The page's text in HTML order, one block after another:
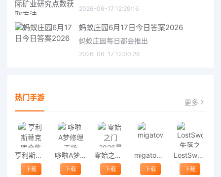
2026-06-17 12:29:16
蚂蚁庄园6月17日今日答案2026
蚂蚁庄园每日都会推出
2026-06-17 12:00:28
热门手游 更多
亨利斯蒂克明合集
下载
哆啦A梦修理工场
下载
零始之门2026最新版
下载
migatowemyworld1.68
下载
LostSword失落之剑
下载